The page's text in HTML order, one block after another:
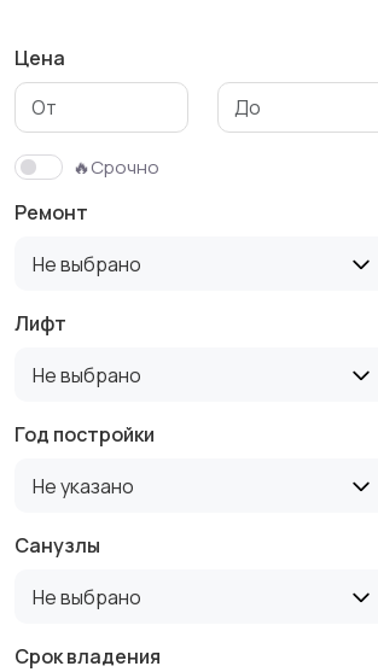
Цена
🔥Срочно
Ремонт
Не выбрано
Лифт
Не выбрано
Год постройки
Не указано
Санузлы
Не выбрано
Срок владения